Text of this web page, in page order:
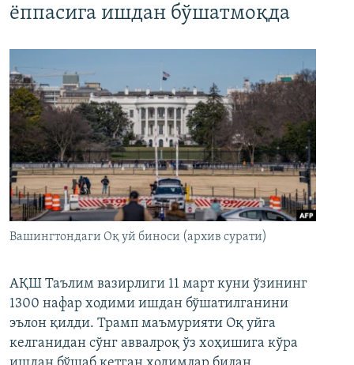
ёппасига ишдан бўшатмоқда
Вашингтондаги Оқ уй биноси (архив сурати)
АҚШ Таълим вазирлиги 11 март куни ўзининг
1300 нафар ходими ишдан бўшатилганини
эълон қилди. Трамп маъмурияти Оқ уйга
келганидан сўнг аввалроқ ўз хоҳишига кўра